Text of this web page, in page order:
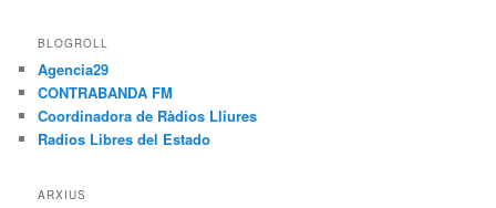
BLOGROLL
Agencia29
CONTRABANDA FM
Coordinadora de Ràdios Lliures
Radios Libres del Estado
ARXIUS